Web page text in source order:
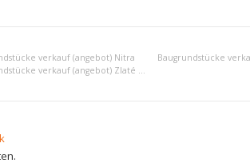
verkauf (angebot) Nitra
Baugrundstücke verkauf (angebot) Zlaté Moravce